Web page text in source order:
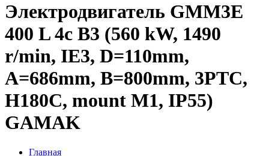
Электродвигатель GMM3E
400 L 4c B3 (560 kW, 1490
r/min, IE3, D=110mm,
A=686mm, B=800mm, 3PTC,
H180C, mount M1, IP55)
GAMAK
Главная